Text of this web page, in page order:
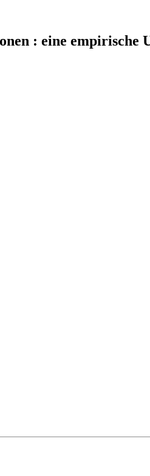
: eine empirische